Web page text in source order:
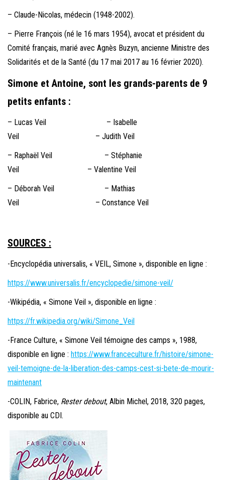
– Claude-Nicolas, médecin (1948-2002).
– Pierre François (né le 16 mars 1954), avocat et président du
Comité français, marié avec Agnès Buzyn, ancienne Ministre des
Solidarités et de la Santé (du 17 mai 2017 au 16 février 2020).
Simone et Antoine, sont les grands-parents de 9
petits enfants :
– Lucas Veil – Isabelle
Veil – Judith Veil
– Raphaël Veil – Stéphanie
Veil – Valentine Veil
– Déborah Veil – Mathias
Veil – Constance Veil
SOURCES :
-Encyclopédia universalis, « VEIL, Simone », disponible en ligne :
https://www.universalis.fr/encyclopedie/simone-veil/
-Wikipédia, « Simone Veil », disponible en ligne :
https://fr.wikipedia.org/wiki/Simone_Veil
-France Culture, « Simone Veil témoigne des camps », 1988,
disponible en ligne : https://www.franceculture.fr/histoire/simone-
veil-temoigne-de-la-liberation-des-camps-cest-si-bete-de-mourir-
maintenant
-COLIN, Fabrice, Rester debout, Albin Michel, 2018, 320 pages,
disponible au CDI.